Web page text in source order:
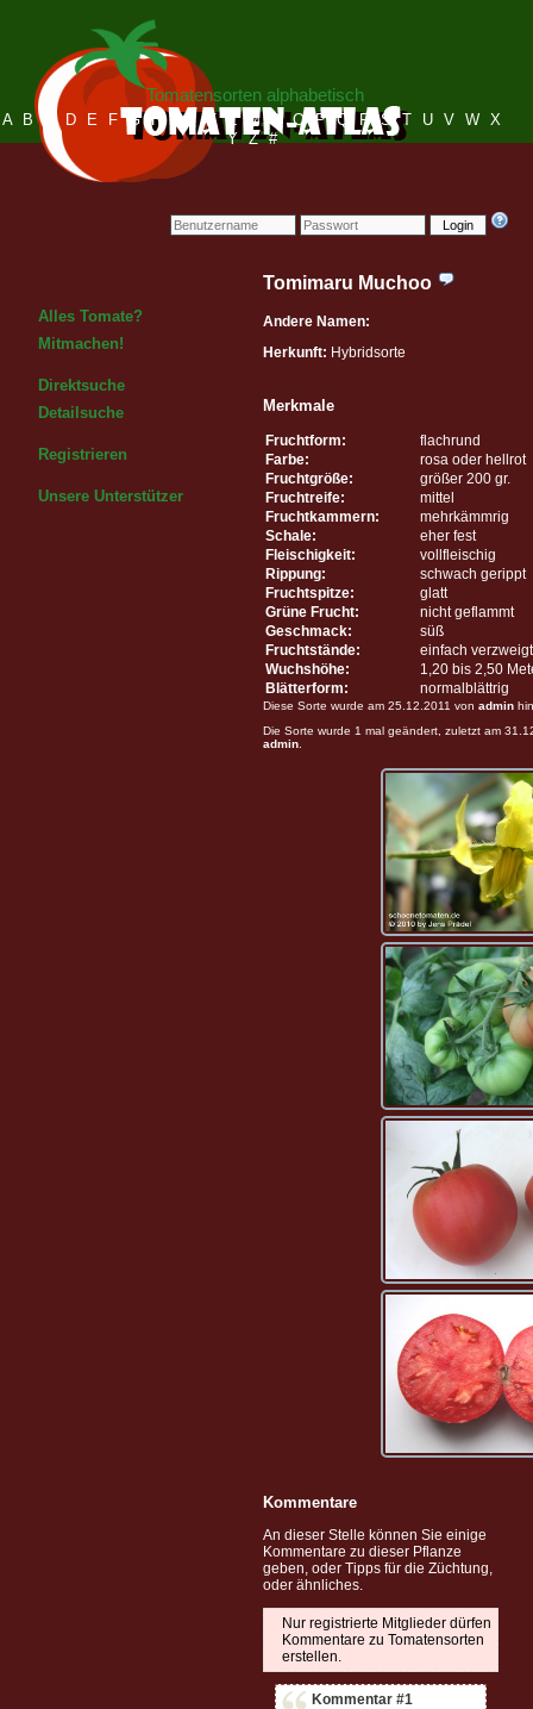
Login
Tomatensorten alphabetisch
A B C D E F G H I J K L M N O P Q R S T U V W X
Y Z #
Alles Tomate?
Mitmachen!
Direktsuche
Detailsuche
Registrieren
Unsere Unterstützer
Tomimaru Muchoo
Andere Namen:
Herkunft: Hybridsorte
Merkmale
Fruchtform:
flachrund
Farbe:
rosa oder hellrot
Fruchtgröße:
größer 200 gr.
Fruchtreife:
mittel
Fruchtkammern:
mehrkämmrig
Schale:
eher fest
Fleischigkeit:
vollfleischig
Rippung:
schwach gerippt
Fruchtspitze:
glatt
Grüne Frucht:
nicht geflammt
Geschmack:
süß
Fruchtstände:
einfach verzweigt
Wuchshöhe:
1,20 bis 2,50
Blätterform:
normalblättrig
Diese Sorte wurde am 25.12.2011 von admin
Die Sorte wurde 1 mal geändert, zuletzt am
admin
Kommentare
An dieser Stelle können Sie einige
Kommentare zu dieser Pflanze
geben, oder Tipps für die Züchtung,
oder ähnliches.
Nur registrierte Mitglieder dürfen
Kommentare zu Tomatensorten
erstellen.
Kommentar #1